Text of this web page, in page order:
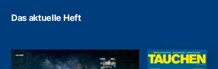
Das aktuelle Heft